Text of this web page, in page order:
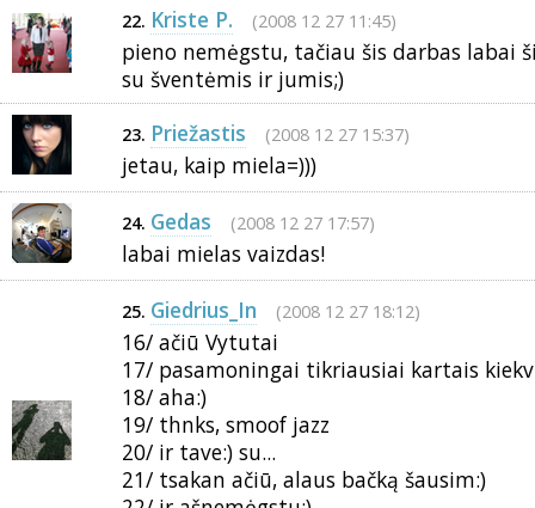
22. Kriste P. (2008 12 27 11:45)
pieno nemėgstu, tačiau šis darbas labai
su šventėmis ir jumis;)
23. Priežastis (2008 12 27 15:37)
jetau, kaip miela=)))
24. Gedas (2008 12 27 17:57)
labai mielas vaizdas!
25. Giedrius_In (2008 12 27 18:12)
16/ ačiū Vytutai
17/ pasamoningai tikriausiai kartais
18/ aha:)
19/ thnks, smoof jazz
20/ ir tave:) su...
21/ tsakan ačiū, alaus bačką šausim:)